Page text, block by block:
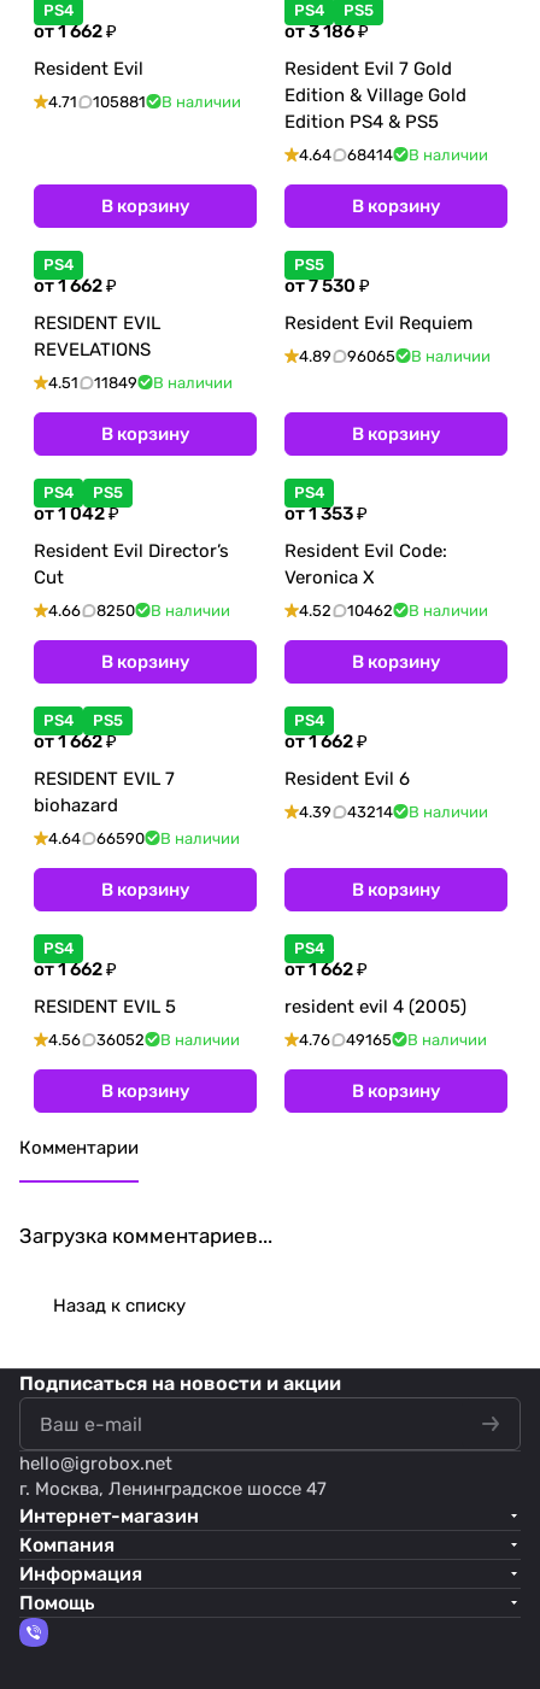
PS4
от 1 662 ₽
Resident Evil
4.71 105881 В наличии
В корзину
PS4 PS5
от 3 186 ₽
Resident Evil 7 Gold
Edition & Village Gold
Edition PS4 & PS5
4.64 68414 В наличии
В корзину
PS4
от 1 662 ₽
RESIDENT EVIL
REVELATIONS
4.51 11849 В наличии
В корзину
PS5
от 7 530 ₽
Resident Evil Requiem
4.89 96065 В наличии
В корзину
PS4 PS5
от 1 042 ₽
Resident Evil Director’s
Cut
4.66 8250 В наличии
В корзину
PS4
от 1 353 ₽
Resident Evil Code:
Veronica X
4.52 10462 В наличии
В корзину
PS4 PS5
от 1 662 ₽
RESIDENT EVIL 7
biohazard
4.64 66590 В наличии
В корзину
PS4
от 1 662 ₽
Resident Evil 6
4.39 43214 В наличии
В корзину
PS4
от 1 662 ₽
RESIDENT EVIL 5
4.56 36052 В наличии
В корзину
PS4
от 1 662 ₽
resident evil 4 (2005)
4.76 49165 В наличии
В корзину
Комментарии
Загрузка комментариев...
Назад к списку
Подписаться на новости и акции
hello@igrobox.net
г. Москва, Ленинградское шоссе 47
Интернет-магазин
Компания
Информация
Помощь